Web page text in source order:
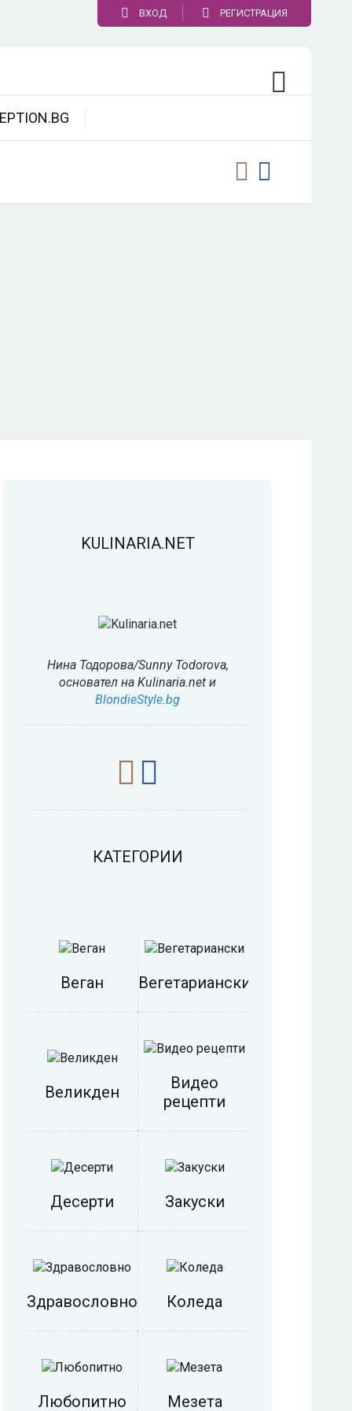
ВХОД РЕГИСТРАЦИЯ
KULINARIA.NET
Нина Тодорова/Sunny Todorova,
основател на Kulinaria.net и
BlondieStyle.bg
КАТЕГОРИИ
Веган Вегетариански
Великден
Видео
рецепти
Десерти Закуски
Здравословно Коледа
Любопитно Мезета